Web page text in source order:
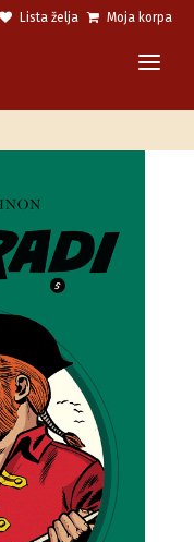
Lista želja Moja korpa